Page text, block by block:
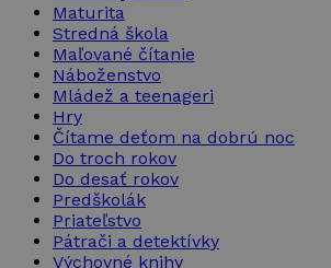
Maturita
Stredná škola
Maľované čítanie
Náboženstvo
Mládež a teenageri
Hry
Čítame deťom na dobrú noc
Do troch rokov
Do desať rokov
Predškolák
Priateľstvo
Pátrači a detektívky
Výchovné knihy